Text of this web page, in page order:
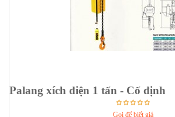
Palang xích điện 1 tấn - Cố định
Gọi để biết giá